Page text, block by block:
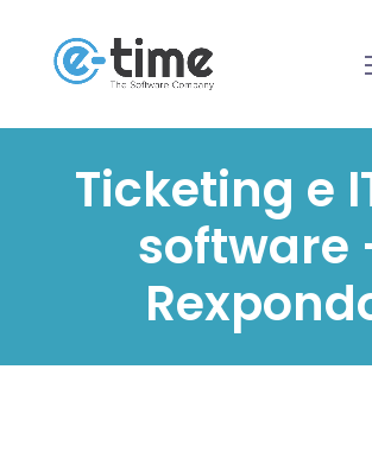
Ticketing e
software